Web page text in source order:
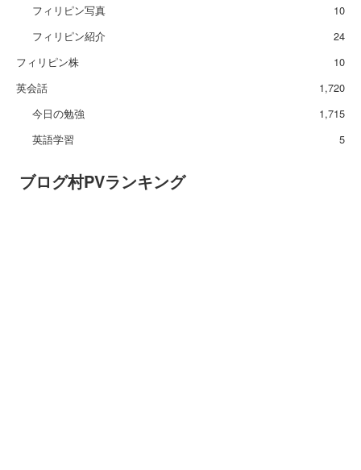
フィリピン写真
10
フィリピン紹介
24
フィリピン株
10
英会話
1,720
今日の勉強
1,715
英語学習
5
ブログ村PVランキング